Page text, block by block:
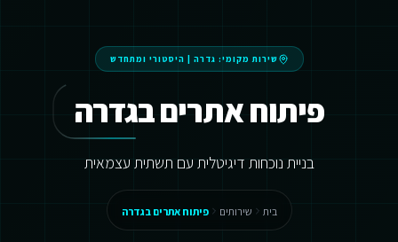
שירות מקומי: גדרה היסטורי ומתחדש
פיתוח אתרים בגדרה
בניית נוכחות דיגיטלית עם תשתית עצמאית
בית שירותים פיתוח אתרים בגדרה